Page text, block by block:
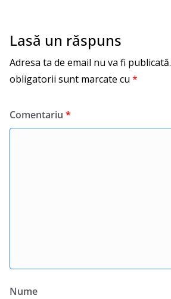
Lasă un răspuns
Adresa ta de email nu va fi publicată.
obligatorii sunt marcate cu *
Comentariu *
Nume